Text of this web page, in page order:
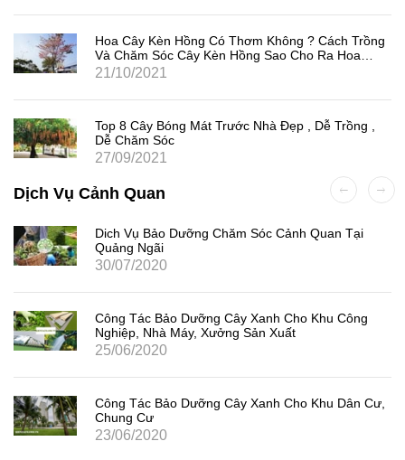
Hoa Cây Kèn Hồng Có Thơm Không ? Cách Trồng
Và Chăm Sóc Cây Kèn Hồng Sao Cho Ra Hoa
Nhiều
21/10/2021
Top 8 Cây Bóng Mát Trước Nhà Đẹp , Dễ Trồng ,
Dễ Chăm Sóc
27/09/2021
Dịch Vụ Cảnh Quan
Dich Vụ Bảo Dưỡng Chăm Sóc Cảnh Quan Tại
Quảng Ngãi
30/07/2020
Công Tác Bảo Dưỡng Cây Xanh Cho Khu Công
Nghiệp, Nhà Máy, Xưởng Sản Xuất
25/06/2020
Công Tác Bảo Dưỡng Cây Xanh Cho Khu Dân Cư,
Chung Cư
23/06/2020